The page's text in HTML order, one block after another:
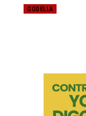
GODELLA